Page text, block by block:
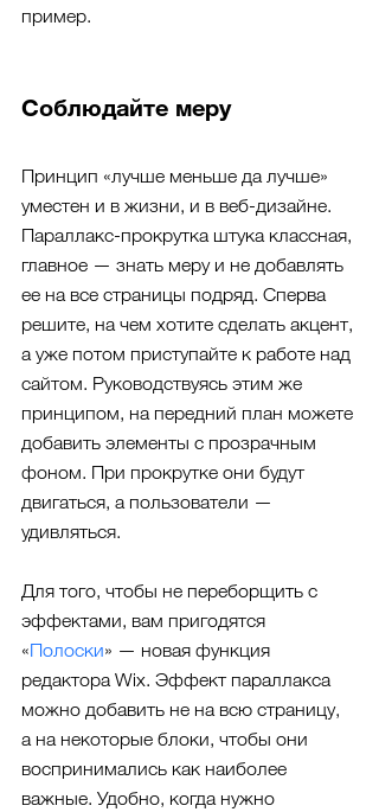
пример.
Соблюдайте меру
Принцип «лучше меньше да лучше»
уместен и в жизни, и в веб-дизайне.
Параллакс-прокрутка штука классная,
главное — знать меру и не добавлять
ее на все страницы подряд. Сперва
решите, на чем хотите сделать акцент,
а уже потом приступайте к работе над
сайтом. Руководствуясь этим же
принципом, на передний план можете
добавить элементы с прозрачным
фоном. При прокрутке они будут
двигаться, а пользователи —
удивляться.
Для того, чтобы не переборщить с
эффектами, вам пригодятся
«Полоски» — новая функция
редактора Wix. Эффект параллакса
можно добавить не на всю страницу,
а на некоторые блоки, чтобы они
воспринимались как наиболее
важные. Удобно, когда нужно